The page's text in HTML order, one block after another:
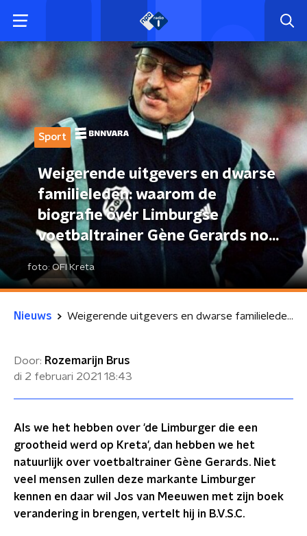
Sport
Weigerende uitgevers en dwarse
familieleden: waarom de
biografie over Limburgse
voetbaltrainer Gène Gerards nog
steeds niet in de winkel ligt
foto:OFI Kreta
Nieuws Weigerende uitgevers en dwarse familieleden: waarom de biografie over Limburgse voetbaltrainer Gène Gerards nog steeds niet in de winkel ligt
Door: Rozemarijn Brus
di 2 februari 2021 18:43
Als we het hebben over 'de Limburger die een
grootheid werd op Kreta', dan hebben we het
natuurlijk over voetbaltrainer Gène Gerards. Niet
veel mensen zullen deze markante Limburger
kennen en daar wil Jos van Meeuwen met zijn boek
verandering in brengen, vertelt hij in B.V.S.C.